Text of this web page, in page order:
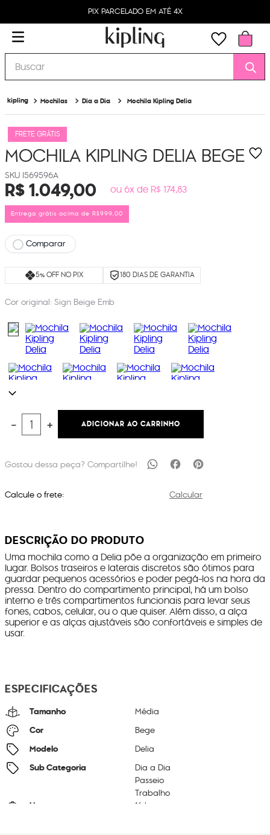
PIX PARCELADO EM ATÉ 4X
Buscar
Mochilas Dia a Dia Mochila Kipling Delia
FRETE GRÁTIS
MOCHILA KIPLING DELIABEGE
I569596A
R$1.049,00 ou 6x de R$ 174,83
Entrega grátis acima de R$999,00
Comparar
5% OFF NO PIX 180 DIAS DE GARANTIA
Cor original: Sign Beige Emb
＋
－ ADICIONAR AO CARRINHO
Calcule o frete: Calcular
DESCRIÇÃO DO PRODUTO
Uma mochila como a Delia põe a organização em primeiro
lugar. Bolsos traseiros e laterais discretos são ótimos para
guardar pequenos acessórios e poder pegá-los na hora da
pressa. Dentro do compartimento principal, há um bolso
interno e três compartimentos funcionais para levar seus
fones, cabos, celular, ou o que quiser. Além disso, a alça
superior e as alças ajustáveis são confortáveis e simples de
usar.
ESPECIFICAÇÕES
Tamanho Média
Cor Bege
Modelo Delia
Sub Categoria
Dia a Dia
Passeio
Trabalho
Litragem 16 L